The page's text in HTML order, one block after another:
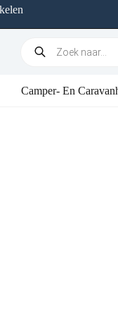
Camper- En